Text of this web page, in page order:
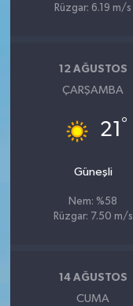
Rüzgar: 6.19 m/s
12 AĞUSTOS
ÇARŞAMBA
21 °
Güneşli
Nem: %58
Rüzgar: 7.50 m/s
14 AĞUSTOS
CUMA